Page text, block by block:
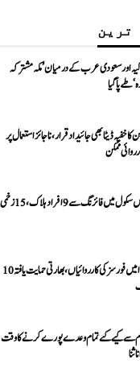
ترین
اور سعودی عرب کے درمیان ’مکہ مشترکہ
طے پا گیا
خفیہ ڈیٹا بھی جائیداد قرار، ناجائز استعمال پر
ممکن
میں فائرنگ سے 9 افراد ہلاک، 15 زخمی
خیبرپختونخوا میں فورسز کی کارروائیاں، بھارتی حمایت یافتہ 10
سے کیے گئے تمام وعدے پورے کرنے کا وقت